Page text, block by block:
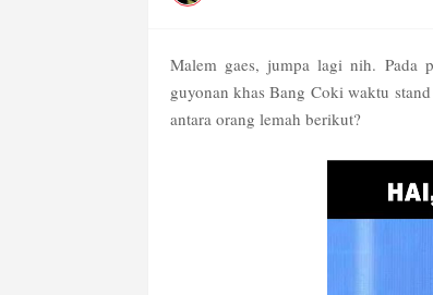
Malem gaes, jumpa lagi nih.
guyonan khas Bang Coki waktu
antara orang lemah berikut?